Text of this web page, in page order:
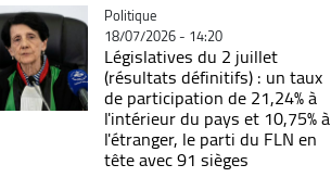
Catégorie
Politique
18/07/2026 - 14:20
Législatives du 2 juillet
(résultats définitifs) : un taux
de participation de 21,24% à
l'intérieur du pays et 10,75% à
l'étranger, le parti du FLN en
tête avec 91 sièges